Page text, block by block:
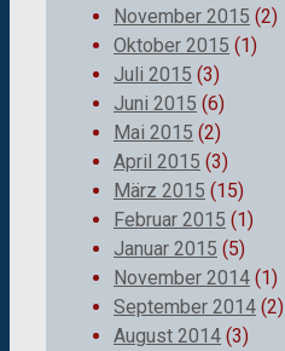
November 2015 (2)
Oktober 2015 (1)
Juli 2015 (3)
Juni 2015 (6)
Mai 2015 (2)
April 2015 (3)
März 2015 (15)
Februar 2015 (1)
Januar 2015 (5)
November 2014 (1)
September 2014 (2)
August 2014 (3)